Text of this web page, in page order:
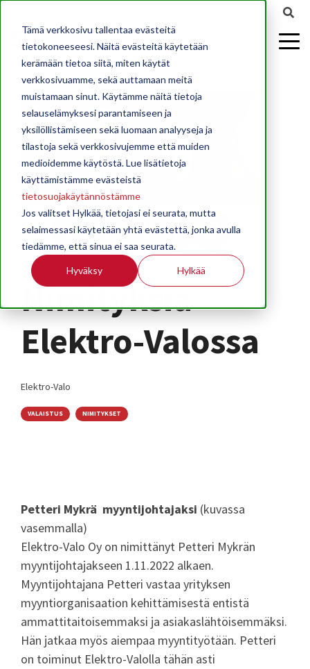
Tämä verkkosivu tallentaa evästeitä
tietokoneeseesi. Näitä evästeitä käytetään
kerämään tietoa siitä, miten käytät
verkkosivuamme, sekä auttamaan meitä
muistamaan sinut. Käytämme näitä tietoja
selauselämyksesi parantamiseen ja
yksilöllistämiseen sekä luomaan analyyseja ja
tilastoja sekä verkkosivujemme että muiden
medioidemme käytöstä. Lue lisätietoja
käyttämistämme evästeistä
tietosuojakäytännöstämme
Jos valitset Hylkää, tietojasi ei seurata, mutta
selaimessasi käytetään yhtä evästettä, jonka avulla
tiedämme, että sinua ei saa seurata.
Hyväksy Hylkää
Nimityksiä
Elektro-Valossa
Elektro-Valo
VALAISTUS NIMITYKSET
Petteri Mykrä myyntijohtajaksi (kuvassa
vasemmalla)
Elektro-Valo Oy on nimittänyt Petteri Mykrän
myyntijohtajakseen 1.11.2022 alkaen.
Myyntijohtajana Petteri vastaa yrityksen
myyntiorganisaation kehittämisestä entistä
ammattitaitoisemmaksi ja asiakaslähtöisemmäksi.
Hän jatkaa myös aiempaa myyntityötään. Petteri
on toiminut Elektro-Valolla tähän asti